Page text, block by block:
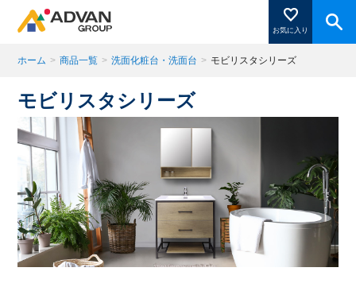
お気に入り
商品ページにある「お気に入り登録」を押すと登録した
商品がここに表示されます。
閉じる
ホーム > 商品一覧 > 洗面化粧台・洗面台 > モビリスタシリーズ
モビリスタシリーズ